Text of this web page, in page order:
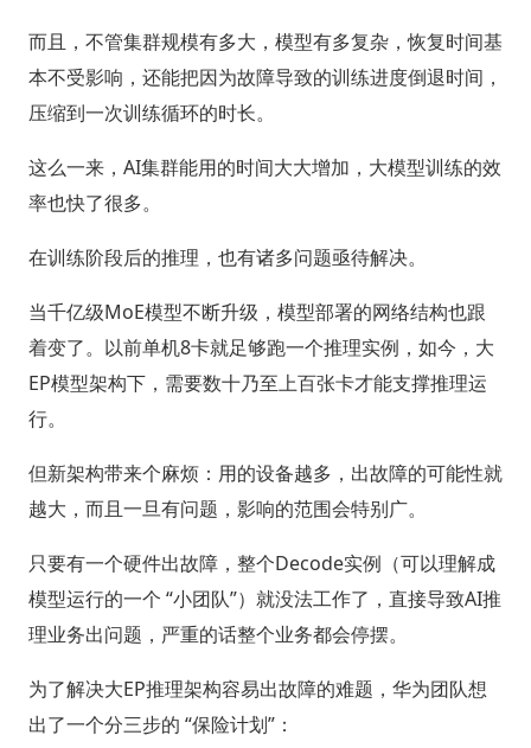
而且，不管集群规模有多大，模型有多复杂，恢复时间基
本不受影响，还能把因为故障导致的训练进度倒退时间，
压缩到一次训练循环的时长。
这么一来，AI集群能用的时间大大增加，大模型训练的效
率也快了很多。
在训练阶段后的推理，也有诸多问题亟待解决。
当千亿级MoE模型不断升级，模型部署的网络结构也跟
着变了。以前单机8卡就足够跑一个推理实例，如今，大
EP模型架构下，需要数十乃至上百张卡才能支撑推理运
行。
但新架构带来个麻烦：用的设备越多，出故障的可能性就
越大，而且一旦有问题，影响的范围会特别广。
只要有一个硬件出故障，整个Decode实例（可以理解成
模型运行的一个 “小团队”）就没法工作了，直接导致AI推
理业务出问题，严重的话整个业务都会停摆。
为了解决大EP推理架构容易出故障的难题，华为团队想
出了一个分三步的 “保险计划”：